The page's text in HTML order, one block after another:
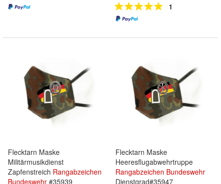
1
Flecktarn Maske
Militärmusikdienst
Zapfenstreich Rangabzeichen
Bundeswehr #35939
Flecktarn Maske
Heeresflugabwehrtruppe
Rangabzeichen Bundeswehr
Dienstgrad#35947